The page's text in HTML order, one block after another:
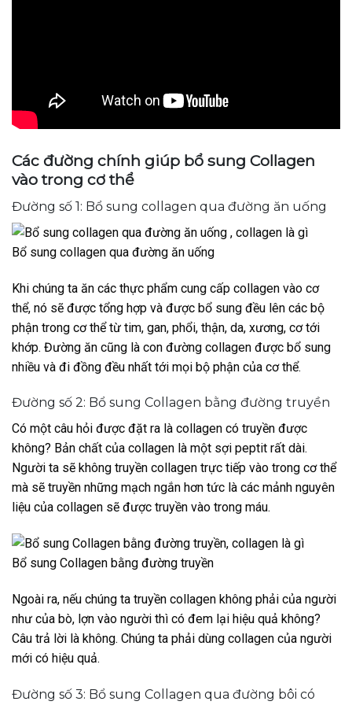
Các đường chính giúp bổ sung Collagen
vào trong cơ thể
Đường số 1: Bổ sung collagen qua đường ăn uống
Bổ sung collagen qua đường ăn uống
Khi chúng ta ăn các thực phẩm cung cấp collagen vào cơ
thể, nó sẽ được tổng hợp và được bổ sung đều lên các bộ
phận trong cơ thể từ tim, gan, phổi, thận, da, xương, cơ tới
khớp. Đường ăn cũng là con đường collagen được bổ sung
nhiều và đi đồng đều nhất tới mọi bộ phận của cơ thể.
Đường số 2: Bổ sung Collagen bằng đường truyền
Có một câu hỏi được đặt ra là collagen có truyền được
không? Bản chất của collagen là một sợi peptit rất dài.
Người ta sẽ không truyền collagen trực tiếp vào trong cơ thể
mà sẽ truyền những mạch ngắn hơn tức là các mảnh nguyên
liệu của collagen sẽ được truyền vào trong máu.
Bổ sung Collagen bằng đường truyền
Ngoài ra, nếu chúng ta truyền collagen không phải của người
như của bò, lợn vào người thì có đem lại hiệu quả không?
Câu trả lời là không. Chúng ta phải dùng collagen của người
mới có hiệu quả.
Đường số 3: Bổ sung Collagen qua đường bôi có